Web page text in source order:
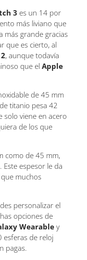
3 es un 14 por
más liviano que
más grande gracias
que es cierto, al
, aunque todavía
que el Apple
de 45 mm
titanio pesa 42
solo viene en acero
de los que
como de 45 mm,
espesor le da
muchos
personalizar el
opciones de
Wearable y
esferas de reloj
pagas.